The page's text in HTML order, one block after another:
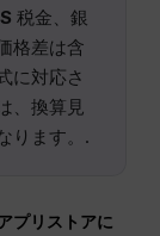
税金、銀
格差は含
に対応さ
、換算見
ります。.
プリストアに